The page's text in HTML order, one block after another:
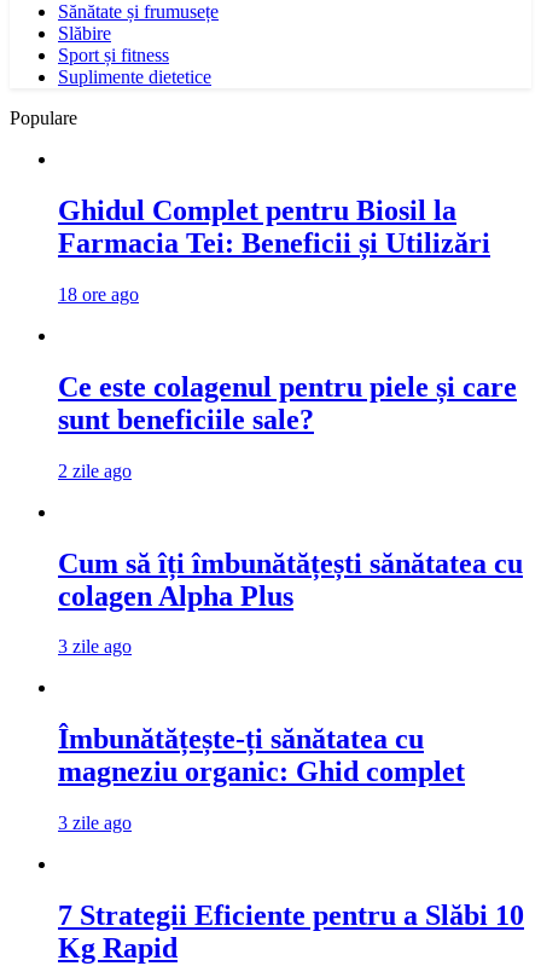
Sănătate și frumusețe
Slăbire
Sport și fitness
Suplimente dietetice
Populare
Ghidul Complet pentru Biosil la
Farmacia Tei: Beneficii și Utilizări
18 ore ago
Ce este colagenul pentru piele și care
sunt beneficiile sale?
2 zile ago
Cum să îți îmbunătățești sănătatea cu
colagen Alpha Plus
3 zile ago
Îmbunătățește-ți sănătatea cu
magneziu organic: Ghid complet
3 zile ago
7 Strategii Eficiente pentru a Slăbi 10
Kg Rapid